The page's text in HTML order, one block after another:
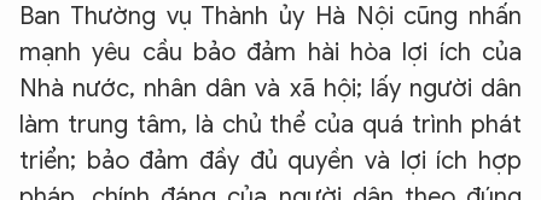
Ban Thường vụ Thành ủy Hà Nội cũng nhấn
mạnh yêu cầu bảo đảm hài hòa lợi ích của
Nhà nước, nhân dân và xã hội; lấy người dân
làm trung tâm, là chủ thể của quá trình phát
triển; bảo đảm đầy đủ quyền và lợi ích hợp